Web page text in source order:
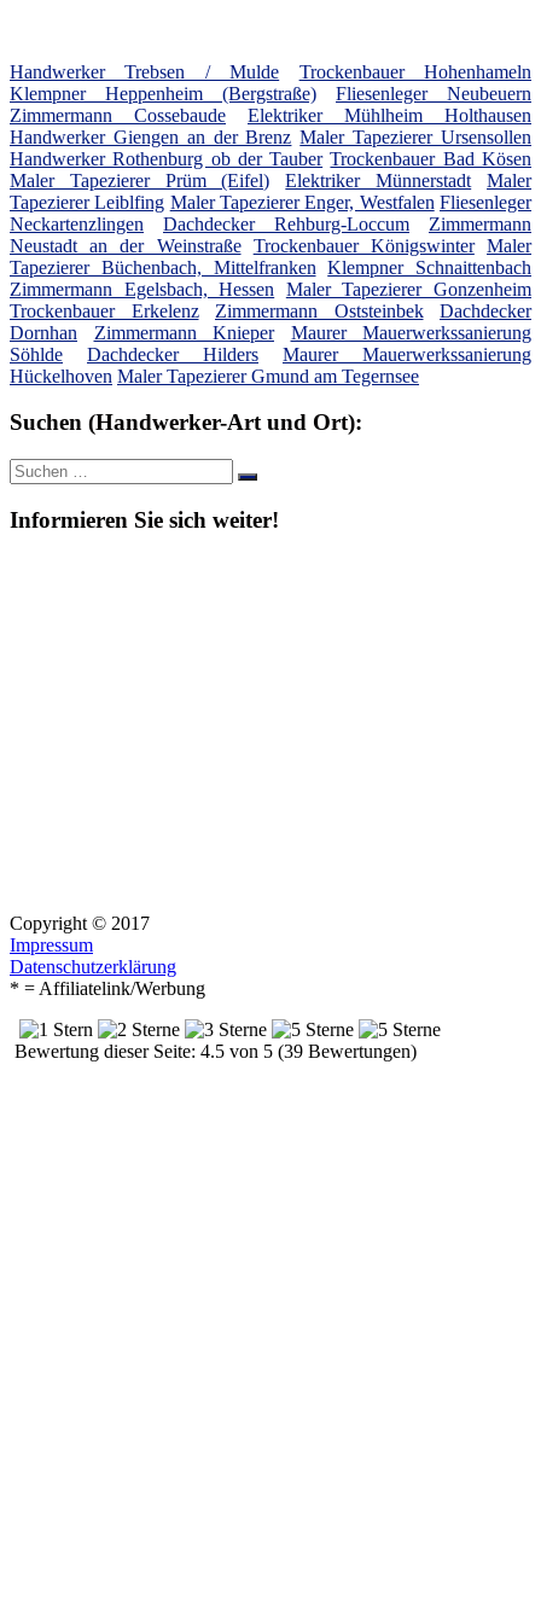
Handwerker Trebsen / Mulde
Trockenbauer Hohenhameln
Klempner Heppenheim (Bergstraße)
Fliesenleger Neubeuern
Zimmermann Cossebaude
Elektriker Mühlheim Holthausen
Handwerker Giengen an der Brenz Maler Tapezierer Ursensollen
Handwerker Rothenburg ob der Tauber Trockenbauer Bad Kösen
Maler Tapezierer Prüm (Eifel)
Elektriker Münnerstadt
Maler
Tapezierer Leiblfing Maler Tapezierer Enger, Westfalen Fliesenleger
Neckartenzlingen
Dachdecker Rehburg-Loccum
Zimmermann
Neustadt an der Weinstraße
Trockenbauer Königswinter Maler
Tapezierer Büchenbach, Mittelfranken
Klempner Schnaittenbach
Zimmermann Egelsbach, Hessen
Maler Tapezierer Gonzenheim
Trockenbauer Erkelenz
Zimmermann Oststeinbek
Dachdecker
Dornhan
Zimmermann Knieper
Maurer Mauerwerkssanierung
Söhlde
Dachdecker Hilders
Maurer Mauerwerkssanierung
Hückelhoven Maler Tapezierer Gmund am Tegernsee
Suchen (Handwerker-Art und Ort):
Suche
nach:
Suchen
Informieren Sie sich weiter!
Copyright © 2017
Impressum
Datenschutzerklärung
* = Affiliatelink/Werbung
Bewertung dieser Seite: 4.5 von 5 (39 Bewertungen)